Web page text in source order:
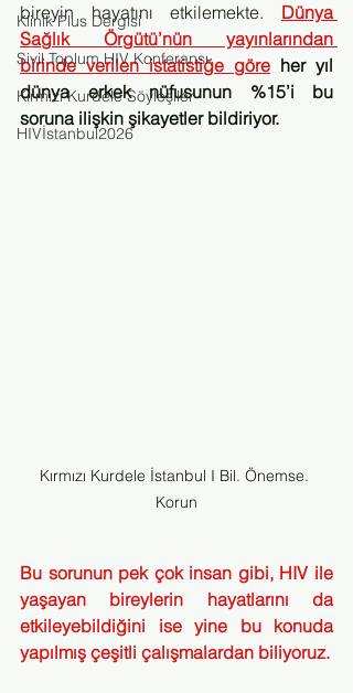
Klinik Plus Dergisi
Sivil Toplum HIV Konferansı
Kırmızı Kurdele Söyleşiler
HIVİstanbul2026
bireyin hayatını etkilemekte. Dünya
Sağlık Örgütü’nün yayınlarından
birinde verilen istatistiğe göre her yıl
dünya erkek nüfusunun %15’i bu
soruna ilişkin şikayetler bildiriyor.
Kırmızı Kurdele İstanbul I Bil. Önemse.
Korun
Bu sorunun pek çok insan gibi, HIV ile
yaşayan bireylerin hayatlarını da
etkileyebildiğini ise yine bu konuda
yapılmış çeşitli çalışmalardan biliyoruz.